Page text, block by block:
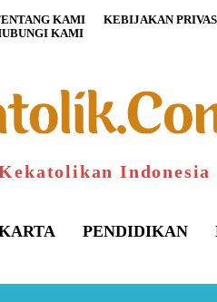
KAMI KEBIJAKAN
KAMI
Indonesia
PENDIDIKAN